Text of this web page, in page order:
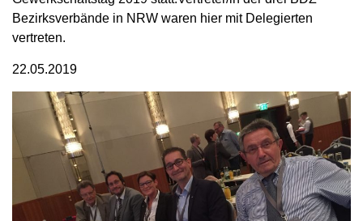
Bezirksverbände in NRW waren hier mit Delegierten
vertreten.
22.05.2019